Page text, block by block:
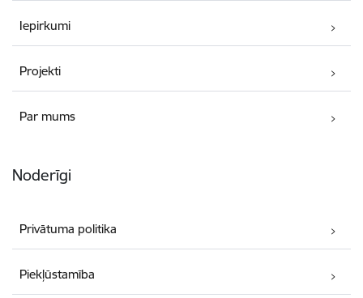
Iepirkumi
Projekti
Par mums
Noderīgi
Privātuma politika
Piekļūstamība